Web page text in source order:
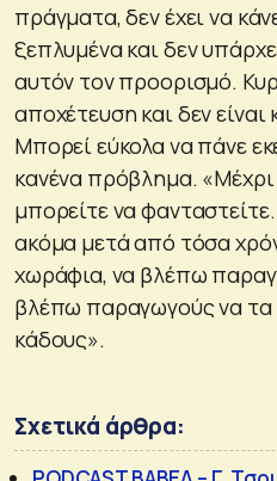
πράγματα, δεν έχει να
ξεπλυμένα και δεν
αυτόν τον προορισμό.
αποχέτευση και δεν είναι
Μπορεί εύκολα να πάνε
κανένα πρόβλημα.
μπορείτε να
ακόμα μετά από τόσα
χωράφια, να βλέπω
βλέπω παραγωγούς να τα
κάδους».
Σχετικά άρθρα: